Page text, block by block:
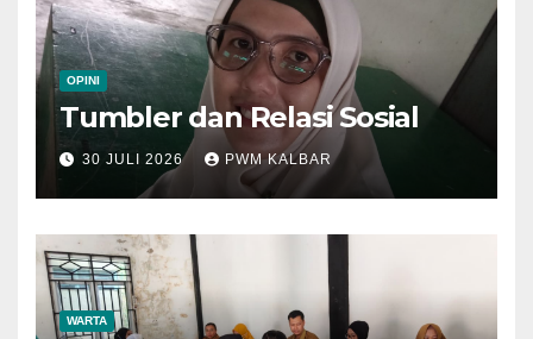
OPINI
Tumbler dan Relasi Sosial
30 JULI 2026 PWM KALBAR
WARTA